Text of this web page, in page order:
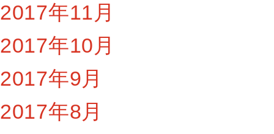
2017年11月
2017年10月
2017年9月
2017年8月